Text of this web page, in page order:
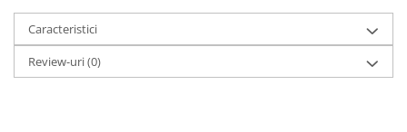
2300 lm.
Protecție IP44: sigur pentru spații cu umiditate
ridicată.
Construcție: din plastic rezistent și montaj încastrat.
Caracteristici
Review-uri(0)